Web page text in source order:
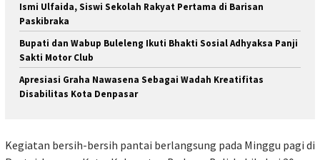
Ismi Ulfaida, Siswi Sekolah Rakyat Pertama di Barisan
Paskibraka
Bupati dan Wabup Buleleng Ikuti Bhakti Sosial Adhyaksa Panji
Sakti Motor Club
Apresiasi Graha Nawasena Sebagai Wadah Kreatifitas
Disabilitas Kota Denpasar
Kegiatan bersih-bersih pantai berlangsung pada Minggu pagi di